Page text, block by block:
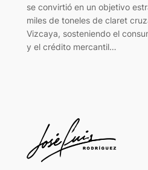
se convirtió en un objetivo
miles de toneles de claret
Vizcaya, sosteniendo el
y el crédito mercantil…